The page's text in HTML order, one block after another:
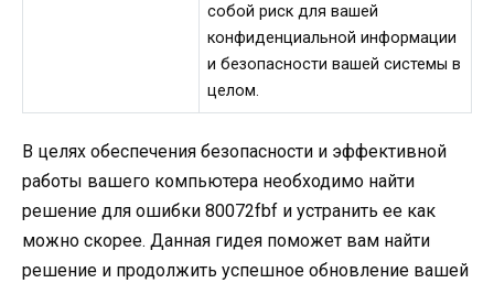
собой риск для вашей
конфиденциальной информации
и безопасности вашей системы в
целом.
В целях обеспечения безопасности и эффективной
работы вашего компьютера необходимо найти
решение для ошибки 80072fbf и устранить ее как
можно скорее. Данная гидея поможет вам найти
решение и продолжить успешное обновление вашей